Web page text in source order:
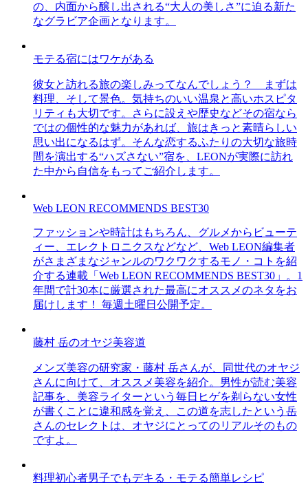
の、内面から醸し出される“大人の美しさ”に迫る新た
なグラビア企画となります。
モテる宿にはワケがある
彼女と訪れる旅の楽しみってなんでしょう？ まずは
料理、そして景色。気持ちのいい温泉と高いホスピタ
リティも大切です。さらに設えや歴史などその宿なら
ではの個性的な魅力があれば、旅はきっと素晴らしい
思い出になるはず。そんな恋するふたりの大切な旅時
間を演出する“ハズさない”宿を、LEONが実際に訪れ
た中から自信をもってご紹介します。
Web LEON RECOMMENDS BEST30
ファッションや時計はもちろん、グルメからビューテ
ィー、エレクトロニクスなどなど、Web LEON編集者
がさまざまなジャンルのワクワクするモノ・コトを紹
介する連載「Web LEON RECOMMENDS BEST30」。1
年間で計30本に厳選された最高にオススメのネタをお
届けします！ 毎週土曜日公開予定。
藤村 岳のオヤジ美容道
メンズ美容の研究家・藤村 岳さんが、同世代のオヤジ
さんに向けて、オススメ美容を紹介。男性が読む美容
記事を、美容ライターという毎日ヒゲを剃らない女性
が書くことに違和感を覚え、この道を志したという岳
さんのセレクトは、オヤジにとってのリアルそのもの
ですよ。
料理初心者男子でもデキる・モテる簡単レシピ